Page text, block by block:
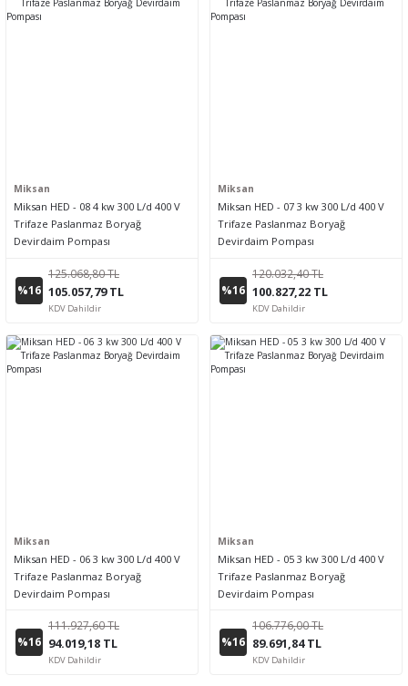
Miksan
Miksan HED - 08 4 kw 300 L/d 400 V
Trifaze Paslanmaz Boryağ
Devirdaim Pompası
%16
125.068,80 TL
105.057,79 TL
KDV Dahildir
Miksan
Miksan HED - 07 3 kw 300 L/d 400 V
Trifaze Paslanmaz Boryağ
Devirdaim Pompası
%16
120.032,40 TL
100.827,22 TL
KDV Dahildir
Miksan
Miksan HED - 06 3 kw 300 L/d 400 V
Trifaze Paslanmaz Boryağ
Devirdaim Pompası
%16
111.927,60 TL
94.019,18 TL
KDV Dahildir
Miksan
Miksan HED - 05 3 kw 300 L/d 400 V
Trifaze Paslanmaz Boryağ
Devirdaim Pompası
%16
106.776,00 TL
89.691,84 TL
KDV Dahildir